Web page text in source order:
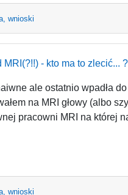
wnioski
MRI(?!!) - kto ma to zlecić...
ale ostatnio wpadła
na MRI głowy (albo
pracowni MRI na której
wnioski